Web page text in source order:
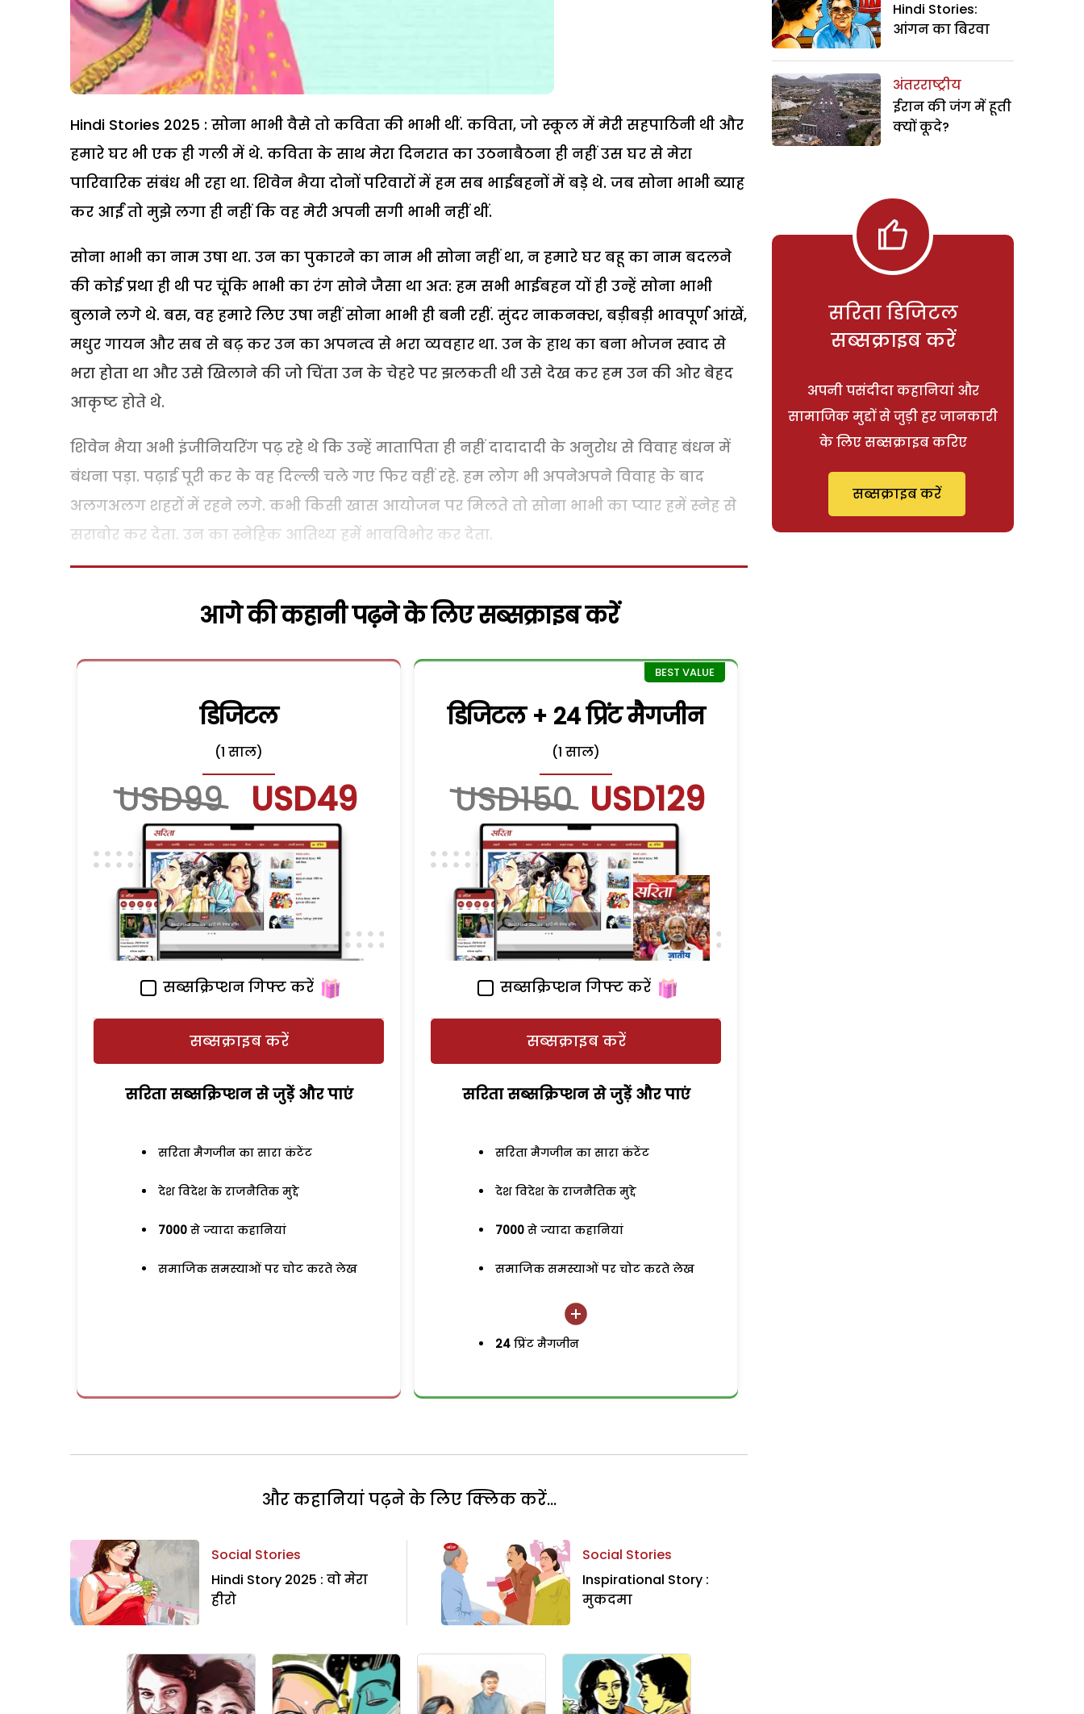
Hindi Stories 2025 : सोना भाभी वैसे तो कविता की भाभी थीं. कविता, जो स्कूल में मेरी सहपाठिनी थी और
हमारे घर भी एक ही गली में थे. कविता के साथ मेरा दिनरात का उठनाबैठना ही नहीं उस घर से मेरा
पारिवारिक संबंध भी रहा था. शिवेन भैया दोनों परिवारों में हम सब भाईबहनों में बड़े थे. जब सोना भाभी ब्याह
कर आईं तो मुझे लगा ही नहीं कि वह मेरी अपनी सगी भाभी नहीं थीं.
सोना भाभी का नाम उषा था. उन का पुकारने का नाम भी सोना नहीं था, न हमारे घर बहू का नाम बदलने
की कोई प्रथा ही थी पर चूंकि भाभी का रंग सोने जैसा था अत: हम सभी भाईबहन यों ही उन्हें सोना भाभी
बुलाने लगे थे. बस, वह हमारे लिए उषा नहीं सोना भाभी ही बनी रहीं. सुंदर नाकनक्श, बड़ीबड़ी भावपूर्ण आंखें,
मधुर गायन और सब से बढ़ कर उन का अपनत्व से भरा व्यवहार था. उन के हाथ का बना भोजन स्वाद से
भरा होता था और उसे खिलाने की जो चिंता उन के चेहरे पर झलकती थी उसे देख कर हम उन की ओर बेहद
आकृष्ट होते थे.
शिवेन भैया अभी इंजीनियरिंग पढ़ रहे थे कि उन्हें मातापिता ही नहीं दादादादी के अनुरोध से विवाह बंधन में
बंधना पड़ा. पढ़ाई पूरी कर के वह दिल्ली चले गए फिर वहीं रहे. हम लोग भी अपनेअपने विवाह के बाद
अलगअलग शहरों में रहने लगे. कभी किसी खास आयोजन पर मिलते तो सोना भाभी का प्यार हमें स्नेह से
सराबोर कर देता. उन का स्नेहिक आतिथ्य हमेें भावविभोर कर देता.
आगे की कहानी पढ़ने के लिए सब्सक्राइब करें
डिजिटल
(1 साल)
USD99 USD49
सब्सक्रिप्शन गिफ्ट करें
सब्सक्राइब करें
सरिता सब्सक्रिप्शन से जुड़ेें और पाएं
सरिता मैगजीन का सारा कंटेंट
देश विदेश के राजनैतिक मुद्दे
7000 से ज्यादा कहानियां
समाजिक समस्याओं पर चोट करते लेख
डिजिटल + 24 प्रिंट मैगजीन
(1 साल)
USD150 USD129
सब्सक्रिप्शन गिफ्ट करें
सब्सक्राइब करें
सरिता सब्सक्रिप्शन से जुड़ेें और पाएं
सरिता मैगजीन का सारा कंटेंट
देश विदेश के राजनैतिक मुद्दे
7000 से ज्यादा कहानियां
समाजिक समस्याओं पर चोट करते लेख
24 प्रिंट मैगजीन
और कहानियां पढ़ने के लिए क्लिक करें...
Social Stories
Hindi Story 2025 : वो मेरा
हीरो
Social Stories
Inspirational Story :
मुकदमा
Hindi Stories:
आंगन का बिरवा
अंतरराष्ट्रीय
ईरान की जंग में हूती
क्यों कूदे?
सरिता डिजिटल
सब्सक्राइब करें
अपनी पसंदीदा कहानियां और
सामाजिक मुद्दों से जुड़ी हर जानकारी
के लिए सब्सक्राइब करिए
सब्सक्राइब करें